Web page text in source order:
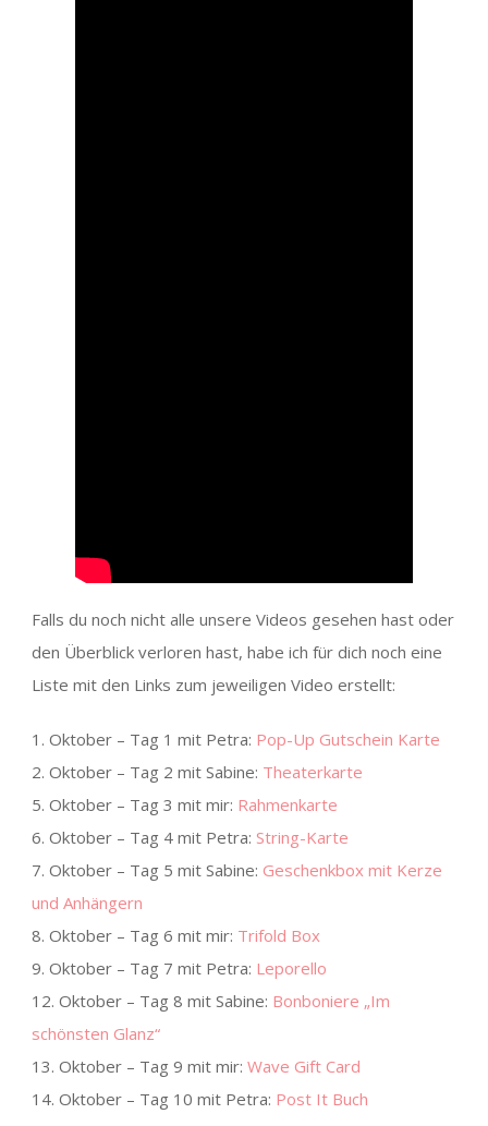
Falls du noch nicht alle unsere Videos gesehen hast oder
den Überblick verloren hast, habe ich für dich noch eine
Liste mit den Links zum jeweiligen Video erstellt:
1. Oktober – Tag 1 mit Petra: Pop-Up Gutschein Karte
2. Oktober – Tag 2 mit Sabine: Theaterkarte
5. Oktober – Tag 3 mit mir: Rahmenkarte
6. Oktober – Tag 4 mit Petra: String-Karte
7. Oktober – Tag 5 mit Sabine: Geschenkbox mit Kerze
und Anhängern
8. Oktober – Tag 6 mit mir: Trifold Box
9. Oktober – Tag 7 mit Petra: Leporello
12. Oktober – Tag 8 mit Sabine: Bonboniere „Im
schönsten Glanz“
13. Oktober – Tag 9 mit mir: Wave Gift Card
14. Oktober – Tag 10 mit Petra: Post It Buch